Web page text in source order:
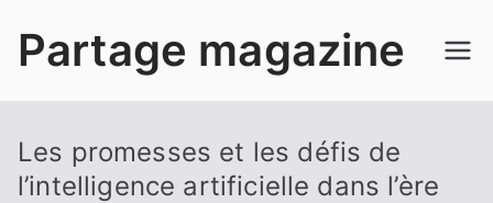
Partage magazine
Les promesses et les défis de
l’intelligence artificielle dans l’ère